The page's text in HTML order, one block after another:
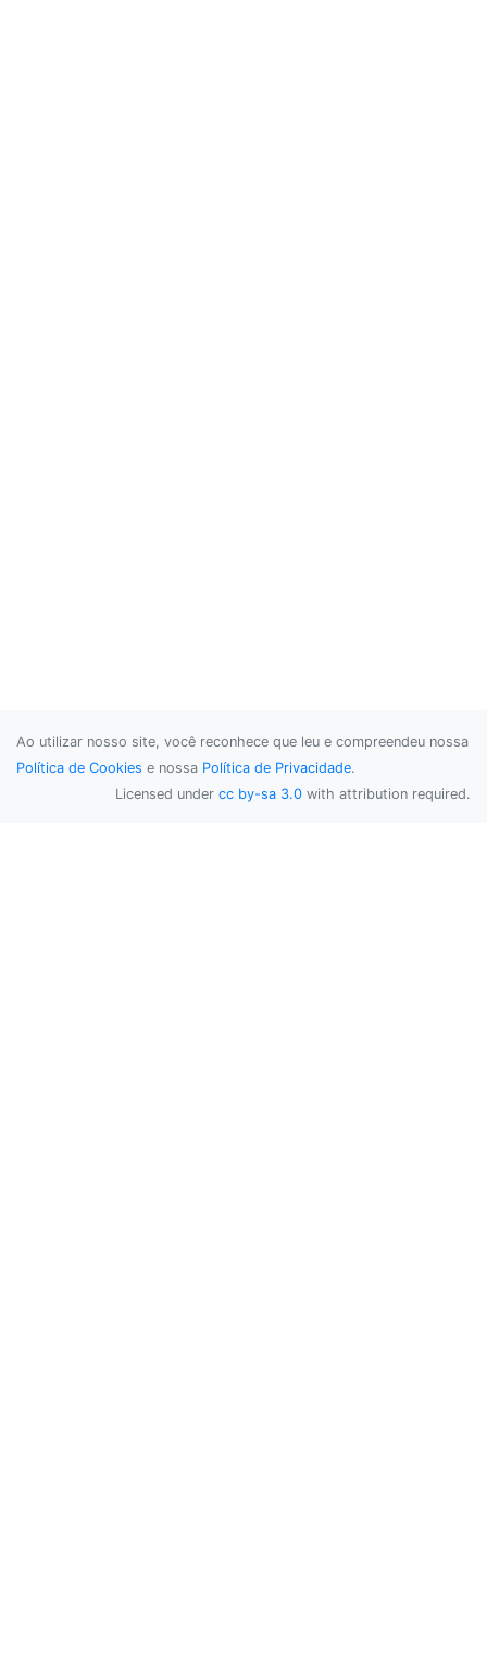
Ao utilizar nosso site, você reconhece que leu e compreendeu nossa
Política de Cookies e nossa Política de Privacidade.
Licensed under cc by-sa 3.0 with attribution required.